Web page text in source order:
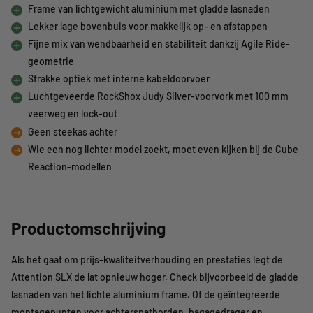
Frame van lichtgewicht aluminium met gladde lasnaden
Lekker lage bovenbuis voor makkelijk op- en afstappen
Fijne mix van wendbaarheid en stabiliteit dankzij Agile Ride-
geometrie
Strakke optiek met interne kabeldoorvoer
Luchtgeveerde RockShox Judy Silver-voorvork met 100 mm
veerweg en lock-out
Geen steekas achter
Wie een nog lichter model zoekt, moet even kijken bij de Cube
Reaction-modellen
Productomschrijving
Als het gaat om prijs-kwaliteitverhouding en prestaties legt de
Attention SLX de lat opnieuw hoger. Check bijvoorbeeld de gladde
lasnaden van het lichte aluminium frame. Of de geïntegreerde